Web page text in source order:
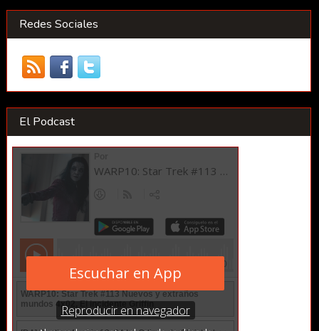
Redes Sociales
El Podcast